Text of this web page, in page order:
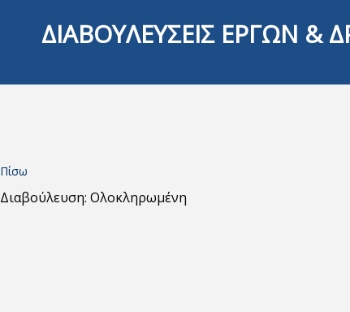
ΔΙΑΒΟΥΛΕΥΣΕΙΣ ΕΡΓΩΝ &
Πίσω
Διαβούλευση: Ολοκληρωμένη